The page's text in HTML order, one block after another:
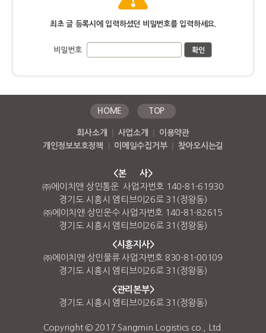
최초 글 등록시에 입력하셨던 비밀번호를 입력하세요.
비밀번호
HOME TOP
회사소개 사업소개
이용약관
개인정보보호정책
이메일수집거부 찾아오시는길
<본 사>
㈜에이치앤 상민통운 사업자번호 140-81-61930
경기도 시흥시 엠티브이26로 31(정왕동)
㈜에이치앤 상민운수 사업자번호 140-81-82615
경기도 시흥시 엠티브이26로 31(정왕동)
<시흥지사>
㈜에이치앤 상민물류 사업자번호 830-81-00109
경기도 시흥시 엠티브이26로 31(정왕동)
<관리본부>
경기도 시흥시 엠티브이26로 31(정왕동)
Copyright © 2017 Sangmin Logistics co., Ltd.